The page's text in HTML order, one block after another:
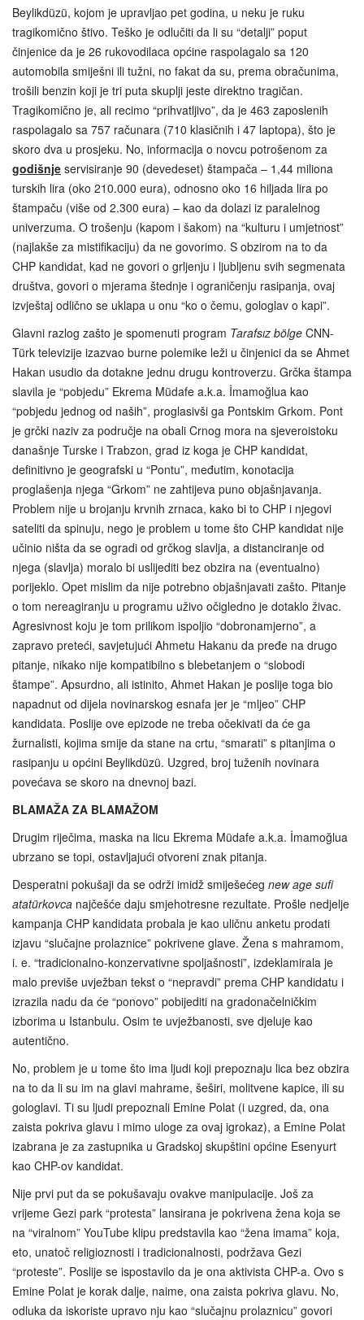
Beylikdüzü, kojom je upravljao pet godina, u neku je ruku
tragikomično štivo. Teško je odlučiti da li su “detalji” poput
činjenice da je 26 rukovodilaca općine raspolagalo sa 120
automobila smiješni ili tužni, no fakat da su, prema obračunima,
trošili benzin koji je tri puta skuplji jeste direktno tragičan.
Tragikomično je, ali recimo “prihvatljivo”, da je 463 zaposlenih
raspolagalo sa 757 računara (710 klasičnih i 47 laptopa), što je
skoro dva u prosjeku. No, informacija o novcu potrošenom za
godišnje servisiranje 90 (devedeset) štampača – 1,44 miliona
turskih lira (oko 210.000 eura), odnosno oko 16 hiljada lira po
štampaču (više od 2.300 eura) – kao da dolazi iz paralelnog
univerzuma. O trošenju (kapom i šakom) na “kulturu i umjetnost”
(najlakše za mistifikaciju) da ne govorimo. S obzirom na to da
CHP kandidat, kad ne govori o grljenju i ljubljenu svih segmenata
društva, govori o mjerama štednje i ograničenju rasipanja, ovaj
izvještaj odlično se uklapa u onu “ko o čemu, gologlav o kapi”.
Glavni razlog zašto je spomenuti program Tarafsız bölge CNN-
Türk televizije izazvao burne polemike leži u činjenici da se Ahmet
Hakan usudio da dotakne jednu drugu kontroverzu. Grčka štampa
slavila je “pobjedu” Ekrema Müdafe a.k.a. İmamoğlua kao
“pobjedu jednog od naših”, proglasivši ga Pontskim Grkom. Pont
je grčki naziv za područje na obali Crnog mora na sjeveroistoku
današnje Turske i Trabzon, grad iz koga je CHP kandidat,
definitivno je geografski u “Pontu”, međutim, konotacija
proglašenja njega “Grkom” ne zahtijeva puno objašnjavanja.
Problem nije u brojanju krvnih zrnaca, kako bi to CHP i njegovi
sateliti da spinuju, nego je problem u tome što CHP kandidat nije
učinio ništa da se ogradi od grčkog slavlja, a distanciranje od
njega (slavlja) moralo bi uslijediti bez obzira na (eventualno)
porijeklo. Opet mislim da nije potrebno objašnjavati zašto. Pitanje
o tom nereagiranju u programu uživo očigledno je dotaklo živac.
Agresivnost koju je tom prilikom ispoljio “dobronamjerno”, a
zapravo preteći, savjetujući Ahmetu Hakanu da pređe na drugo
pitanje, nikako nije kompatibilno s blebetanjem o “slobodi
štampe”. Apsurdno, ali istinito, Ahmet Hakan je poslije toga bio
napadnut od dijela novinarskog esnafa jer je “mljeo” CHP
kandidata. Poslije ove epizode ne treba očekivati da će ga
žurnalisti, kojima smije da stane na crtu, “smarati” s pitanjima o
rasipanju u općini Beylikdüzü. Uzgred, broj tuženih novinara
povećava se skoro na dnevnoj bazi.
BLAMAŽA ZA BLAMAŽOM
Drugim riječima, maska na licu Ekrema Müdafe a.k.a. İmamoğlua
ubrzano se topi, ostavljajući otvoreni znak pitanja.
Desperatni pokušaji da se održi imidž smiješećeg new age sufi
atatürkovca najčešće daju smjehotresne rezultate. Prošle nedjelje
kampanja CHP kandidata probala je kao uličnu anketu prodati
izjavu “slučajne prolaznice” pokrivene glave. Žena s mahramom,
i. e. “tradicionalno-konzervativne spoljašnosti”, izdeklamirala je
malo previše uvježban tekst o “nepravdi” prema CHP kandidatu i
izrazila nadu da će “ponovo” pobijediti na gradonačelničkim
izborima u Istanbulu. Osim te uvježbanosti, sve djeluje kao
autentično.
No, problem je u tome što ima ljudi koji prepoznaju lica bez obzira
na to da li su im na glavi mahrame, šeširi, molitvene kapice, ili su
gologlavi. Ti su ljudi prepoznali Emine Polat (i uzgred, da, ona
zaista pokriva glavu i mimo uloge za ovaj igrokaz), a Emine Polat
izabrana je za zastupnika u Gradskoj skupštini općine Esenyurt
kao CHP-ov kandidat.
Nije prvi put da se pokušavaju ovakve manipulacije. Još za
vrijeme Gezi park “protesta” lansirana je pokrivena žena koja se
na “viralnom” YouTube klipu predstavila kao “žena imama” koja,
eto, unatoč religioznosti i tradicionalnosti, podržava Gezi
“proteste”. Poslije se ispostavilo da je ona aktivista CHP-a. Ovo s
Emine Polat je korak dalje, naime, ona zaista pokriva glavu. No,
odluka da iskoriste upravo nju kao “slučajnu prolaznicu” govori